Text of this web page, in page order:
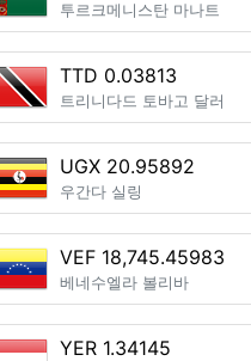
투르크메니스탄 마나트
TTD 0.03813
트리니다드 토바고 달러
UGX 20.95892
우간다 실링
VEF 18,745.45983
베네수엘라 볼리바
YER 1.34145